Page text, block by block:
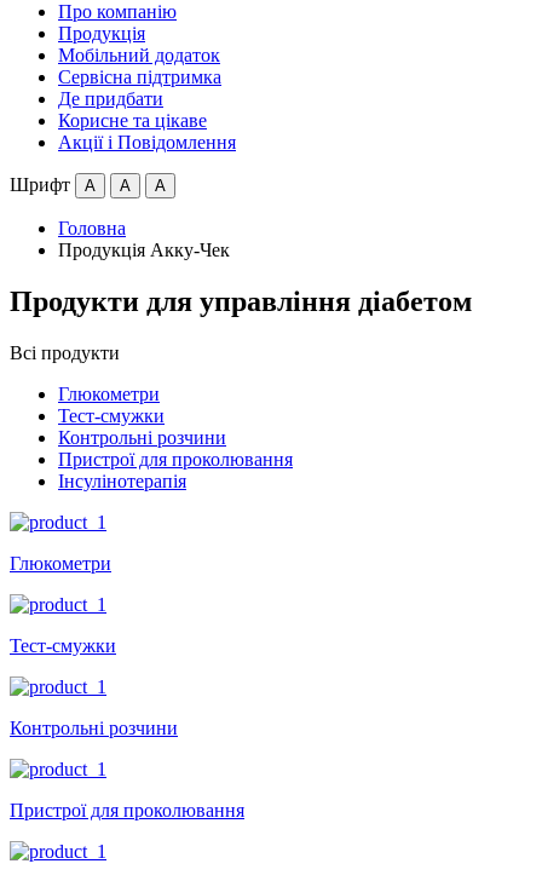
Про компанію
Продукція
Мобільний додаток
Сервісна підтримка
Де придбати
Корисне та цікаве
Акції i Повідомлення
Шрифт А А А
Головна
Продукція Акку-Чек
Продукти для управління діабетом
Всі продукти
Глюкометри
Тест-смужки
Контрольні розчини
Пристрої для проколювання
Інсулінотерапія
Глюкометри
Тест-смужки
Контрольні розчини
Пристрої для проколювання